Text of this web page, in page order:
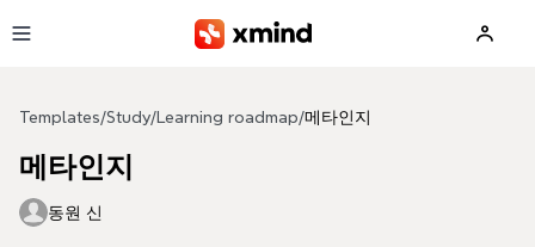
Templates/Study/ Learning roadmap/메타인지
메타인지
동원 신